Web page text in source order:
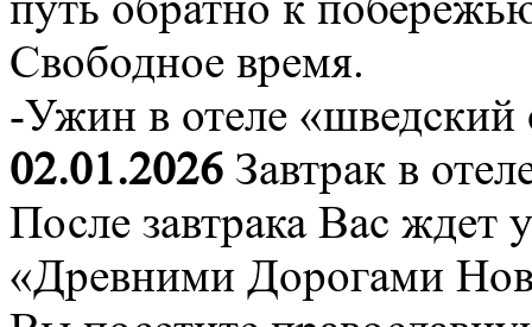
Свободное время.
-Ужин в отеле «шведский
02.01.2026 Завтрак в
После завтрака Вас ждет
«Древними Дорогами